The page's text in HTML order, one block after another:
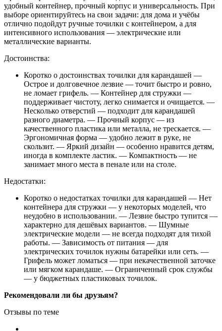
удобный контейнер, прочный корпус и универсальность. При
выборе ориентируйтесь на свои задачи: для дома и учёбы
отлично подойдут ручные точилки с контейнером, а для
интенсивного использования — электрические или
металлические варианты.
Достоинства:
Коротко о достоинствах точилки для карандашей —
Острое и долговечное лезвие — точит быстро и ровно,
не ломает грифель. — Контейнер для стружки —
поддерживает чистоту, легко снимается и очищается. —
Несколько отверстий — подходит для карандашей
разного диаметра. — Прочный корпус — из
качественного пластика или металла, не трескается. —
Эргономичная форма — удобно лежит в руке, не
скользит. — Яркий дизайн — особенно нравится детям,
иногда в комплекте ластик. — Компактность — не
занимает много места в пенале или на столе.
Недостатки:
Коротко о недостатках точилки для карандашей — Нет
контейнера для стружки — у некоторых моделей, что
неудобно в использовании. — Лезвие быстро тупится —
характерно для дешёвых вариантов. — Шумные
электрические модели — не всегда подходят для тихой
работы. — Зависимость от питания — для
электрических точилок нужны батарейки или сеть. —
Грифель может ломаться — при некачественной заточке
или мягком карандаше. — Ограниченный срок службы
— у бюджетных пластиковых точилок.
Рекомендовали ли бы друзьям?
Отзывы по теме